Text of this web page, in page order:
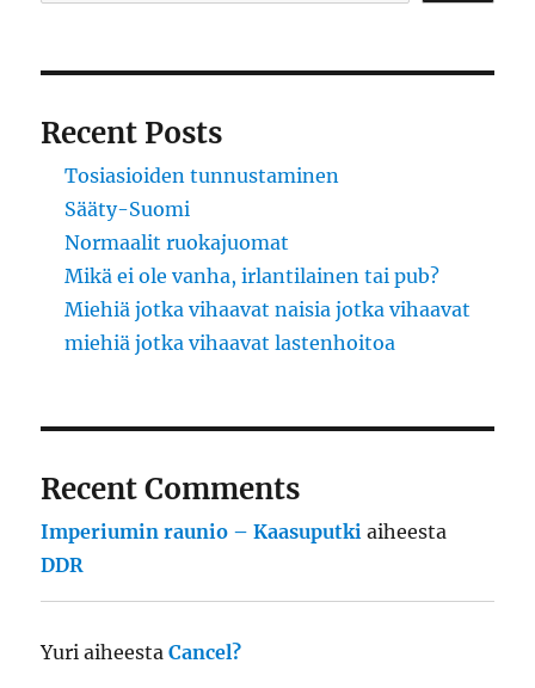
Recent Posts
Tosiasioiden tunnustaminen
Sääty-Suomi
Normaalit ruokajuomat
Mikä ei ole vanha, irlantilainen tai pub?
Miehiä jotka vihaavat naisia jotka vihaavat
miehiä jotka vihaavat lastenhoitoa
Recent Comments
Imperiumin raunio – Kaasuputki aiheesta
DDR
Yuri aiheestaCancel?